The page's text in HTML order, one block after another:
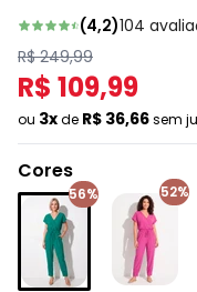
(4,2)104
R$ 249,99
R$ 109,99
ou 3xde R$ 36,66sem
Cores
56% 52%